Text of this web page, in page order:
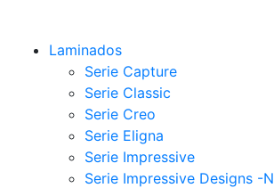
Laminados
Serie Capture
Serie Classic
Serie Creo
Serie Eligna
Serie Impressive
Serie Impressive Designs -